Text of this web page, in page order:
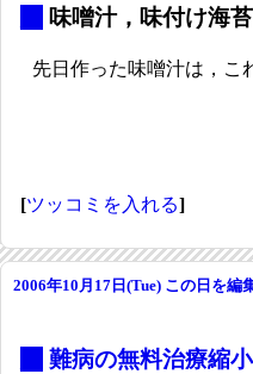
味噌汁，味付け海苔
先日作った味噌汁は，こ
[ツッコミを入れる]
2006年10月17日(Tue) この日を編
難病の無料治療縮